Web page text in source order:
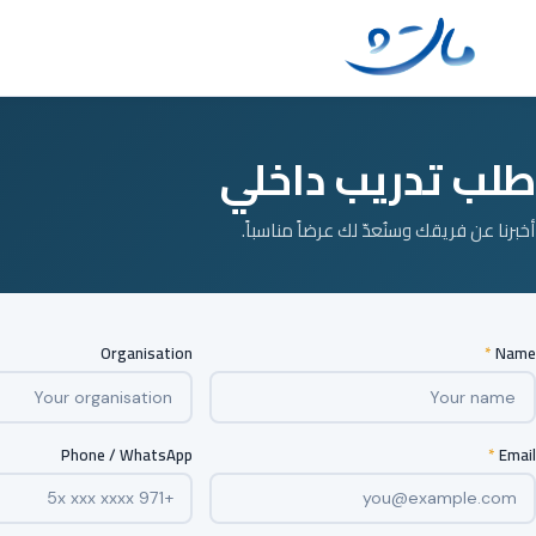
طلب تدريب داخلي
أخبرنا عن فريقك وسنُعدّ لك عرضاً مناسباً.
Name
*
Organisation
Email
*
Phone / WhatsApp